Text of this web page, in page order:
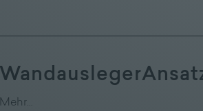
Mehr…